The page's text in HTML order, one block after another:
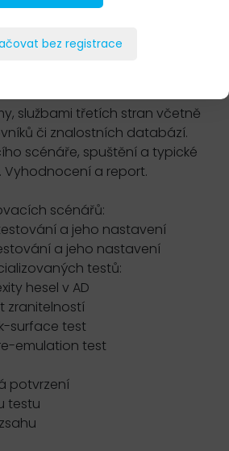
službami třetích stran včetně
či znalostních databází.
scénáře, spuštění a typické
Vyhodnocení a report.
scénářů:
a jeho nastavení
a jeho nastavení
testů:
hesel v AD
zranitelností
surface test
emulation test
potvrzení
testu
bez registrace